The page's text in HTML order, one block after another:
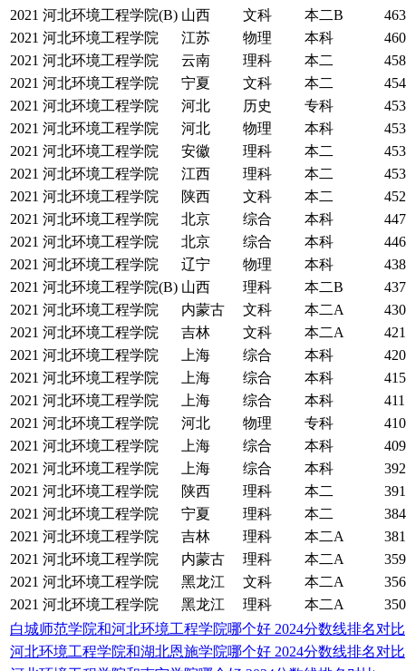
2021 河北环境工程学院(B) 山西 文科 本二B
463
2021 河北环境工程学院 江苏 物理 本科
460
2021 河北环境工程学院 云南 理科 本二
458
2021 河北环境工程学院 宁夏 文科 本二
454
2021 河北环境工程学院 河北 历史 专科
453
2021 河北环境工程学院 河北 物理 本科
453
2021 河北环境工程学院 安徽 理科 本二
453
2021 河北环境工程学院 江西 理科 本二
453
2021 河北环境工程学院 陕西 文科 本二
452
2021 河北环境工程学院 北京 综合 本科
447
2021 河北环境工程学院 北京 综合 本科
446
2021 河北环境工程学院 辽宁 物理 本科
438
2021 河北环境工程学院(B) 山西 理科 本二B
437
2021 河北环境工程学院 内蒙古 文科 本二A
430
2021 河北环境工程学院 吉林 文科 本二A
421
2021 河北环境工程学院 上海 综合 本科
420
2021 河北环境工程学院 上海 综合 本科
415
2021 河北环境工程学院 上海 综合 本科
411
2021 河北环境工程学院 河北 物理 专科
410
2021 河北环境工程学院 上海 综合 本科
409
2021 河北环境工程学院 上海 综合 本科
392
2021 河北环境工程学院 陕西 理科 本二
391
2021 河北环境工程学院 宁夏 理科 本二
384
2021 河北环境工程学院 吉林 理科 本二A
381
2021 河北环境工程学院 内蒙古 理科 本二A
359
2021 河北环境工程学院 黑龙江 文科 本二A
356
2021 河北环境工程学院 黑龙江 理科 本二A
350
白城师范学院和河北环境工程学院哪个好 2024分数线排名对比
河北环境工程学院和湖北恩施学院哪个好 2024分数线排名对比